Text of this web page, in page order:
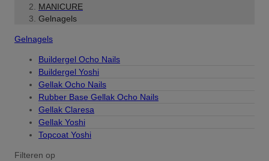
MANICURE
Gelnagels
Gelnagels
Buildergel Ocho Nails
Buildergel Yoshi
Gellak Ocho Nails
Rubber Base Gellak Ocho Nails
Gellak Claresa
Gellak Yoshi
Topcoat Yoshi
Filteren op